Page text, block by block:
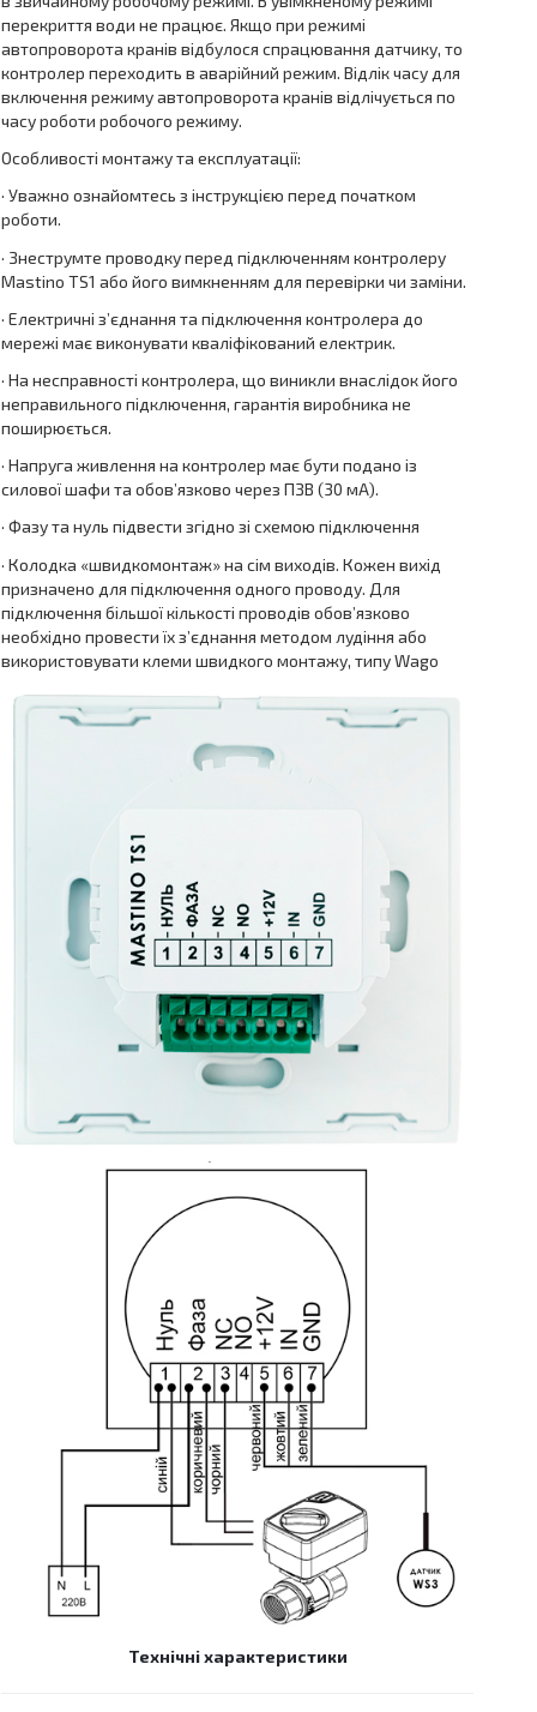
перекриття води не працює. Якщо при режимі
автопроворота кранів відбулося спрацювання датчику, то
контролер переходить в аварійний режим. Відлік часу для
включення режиму автопроворота кранів відлічується по
часу роботи робочого режиму.
Особливості монтажу та експлуатації:
· Уважно ознайомтесь з інструкцією перед початком
роботи.
· Знеструмте проводку перед підключенням контролеру
Mastino TS1 або його вимкненням для перевірки чи заміни.
· Електричні з’єднання та підключення контролера до
мережі має виконувати кваліфікований електрик.
· На несправності контролера, що виникли внаслідок його
неправильного підключення, гарантія виробника не
поширюється.
· Напруга живлення на контролер має бути подано із
силової шафи та обов’язково через ПЗВ (30 мА).
· Фазу та нуль підвести згідно зі схемою підключення
· Колодка «швидкомонтаж» на сім виходів. Кожен вихід
призначено для підключення одного проводу. Для
підключення більшої кількості проводів обов’язково
необхідно провести їх з’єднання методом лудіння або
використовувати клеми швидкого монтажу, типу Wago
Технічні характеристики